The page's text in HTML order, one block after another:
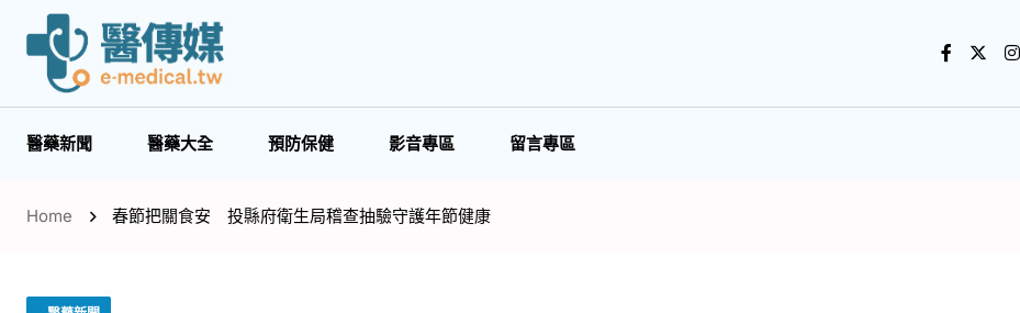
醫藥新聞 醫藥大全 預防保健 影音專區 留言專區
Home 春節把關食安 投縣府衛生局稽查抽驗守護年節健康